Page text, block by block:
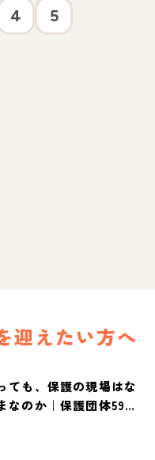
4 5
迎えたい方へ
ても、保護の現場はな
なのか｜保護団体59団
【保護犬・保護猫白書